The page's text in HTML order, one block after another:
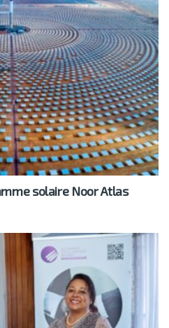
tunisiennes dans le
du Figaro
solaire Noor Atlas